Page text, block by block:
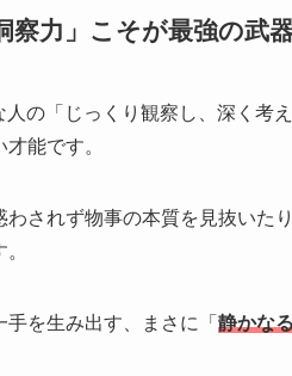
察力」こそが最強の武
の「じっくり観察し、深く考
能です。
わされず物事の本質を見抜いた
を生み出す、まさに「 静かな